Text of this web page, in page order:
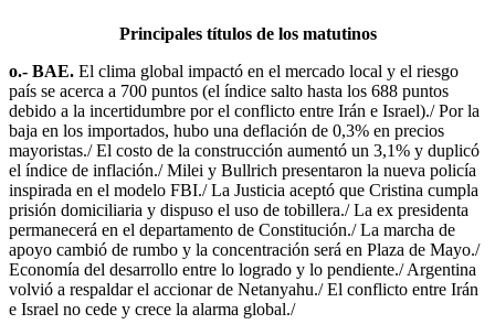
Principales títulos de los matutinos
o.- BAE. El clima global impactó en el mercado local y el riesgo
país se acerca a 700 puntos (el índice salto hasta los 688 puntos
debido a la incertidumbre por el conflicto entre Irán e Israel)./ Por la
baja en los importados, hubo una deflación de 0,3% en precios
mayoristas./ El costo de la construcción aumentó un 3,1% y duplicó
el índice de inflación./ Milei y Bullrich presentaron la nueva policía
inspirada en el modelo FBI./ La Justicia aceptó que Cristina cumpla
prisión domiciliaria y dispuso el uso de tobillera./ La ex presidenta
permanecerá en el departamento de Constitución./ La marcha de
apoyo cambió de rumbo y la concentración será en Plaza de Mayo./
Economía del desarrollo entre lo logrado y lo pendiente./ Argentina
volvió a respaldar el accionar de Netanyahu./ El conflicto entre Irán
e Israel no cede y crece la alarma global./